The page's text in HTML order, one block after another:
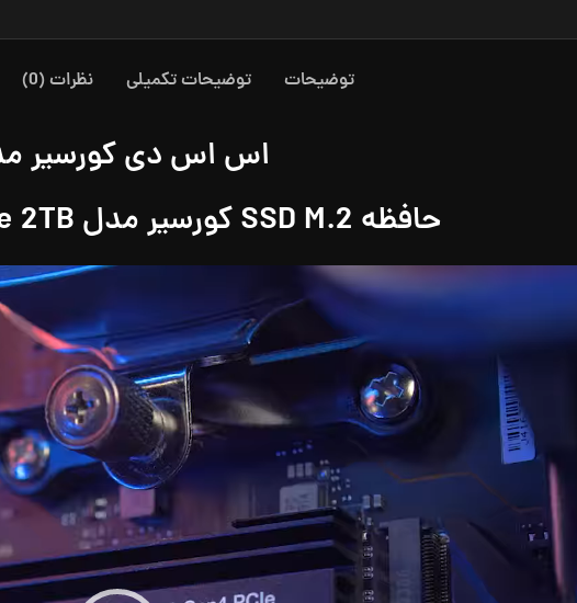
توضیحات توضیحات تکمیلی نظرات (0)
اس اس دی کورسیر
حافظه SSD M.2 کورسیر مدل MP600 R2 NVMe 2TB
نمایشگر